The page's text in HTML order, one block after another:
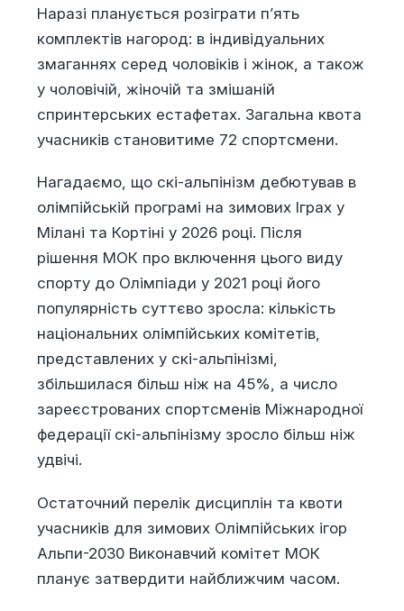
Наразі планується розіграти п’ять
комплектів нагород: в індивідуальних
змаганнях серед чоловіків і жінок, а також
у чоловічій, жіночій та змішаній
спринтерських естафетах. Загальна квота
учасників становитиме 72 спортсмени.
Нагадаємо, що скі-альпінізм дебютував в
олімпійській програмі на зимових Іграх у
Мілані та Кортіні у 2026 році. Після
рішення МОК про включення цього виду
спорту до Олімпіади у 2021 році його
популярність суттєво зросла: кількість
національних олімпійських комітетів,
представлених у скі-альпінізмі,
збільшилася більш ніж на 45%, а число
зареєстрованих спортсменів Міжнародної
федерації скі-альпінізму зросло більш ніж
удвічі.
Остаточний перелік дисциплін та квоти
учасників для зимових Олімпійських ігор
Альпи-2030 Виконавчий комітет МОК
планує затвердити найближчим часом.